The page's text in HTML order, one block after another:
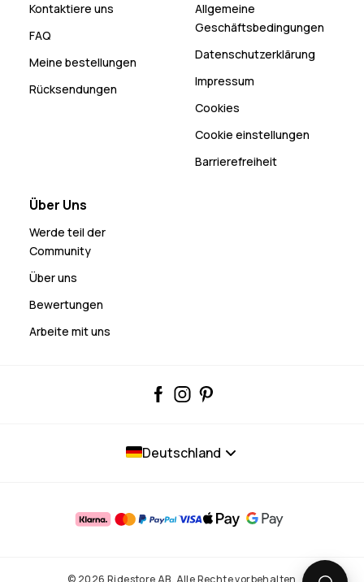
Kontaktiere uns
FAQ
Meine bestellungen
Rücksendungen
Allgemeine
Geschäftsbedingungen
Datenschutzerklärung
Impressum
Cookies
Cookie einstellungen
Barrierefreiheit
Über Uns
Werde teil der
Community
Über uns
Bewertungen
Arbeite mit uns
Deutschland